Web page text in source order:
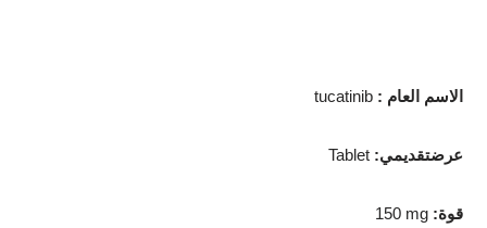
tucatinib : الاسم العام
Tablet :عرضتقديمي
150 mg :قوة